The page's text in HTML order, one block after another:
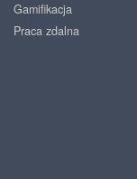
Gamifikacja
Praca zdalna